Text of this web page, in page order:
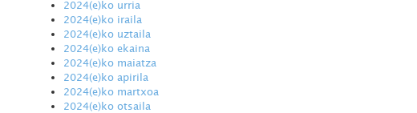
2024(e)ko urria
2024(e)ko iraila
2024(e)ko uztaila
2024(e)ko ekaina
2024(e)ko maiatza
2024(e)ko apirila
2024(e)ko martxoa
2024(e)ko otsaila